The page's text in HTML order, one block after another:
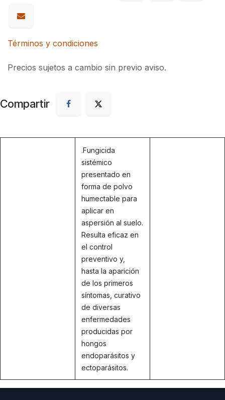
Términos y condiciones
Precios sujetos a cambio sin previo aviso.
Compartir
.Fungicida
sistémico
presentado en
forma de polvo
humectable para
aplicar en
aspersión al suelo.
Resulta eficaz en
el control
preventivo y,
hasta la aparición
de los primeros
síntomas, curativo
de diversas
enfermedades
producidas por
hongos
endoparásitos y
ectoparásitos.